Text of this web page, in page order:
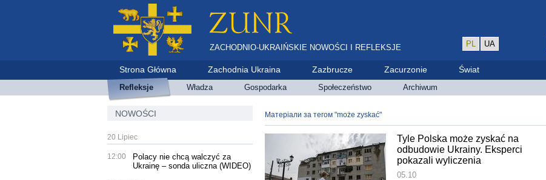
ZACHODNIO-UKRAIŃSKIE NOWOŚCI I REFLEKSJE PL UA
Strona Główna Zachodnia Ukraina Zazbrucze Zacurzonie Świat
Refleksje Władza Gospodarka Społeczeństwo Archiwum
NOWOŚCI
20 Lipiec
12:00
Polacy nie chcą walczyć za
Ukrainę – sonda uliczna (WIDEO)
Матеріали за тегом "może zyskać"
Tyle Polska może zyskać na
odbudowie Ukrainy. Eksperci
pokazali wyliczenia
05.10